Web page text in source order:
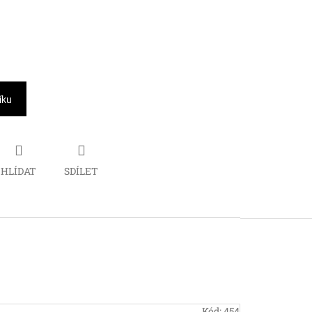
HLÍDAT SDÍLET